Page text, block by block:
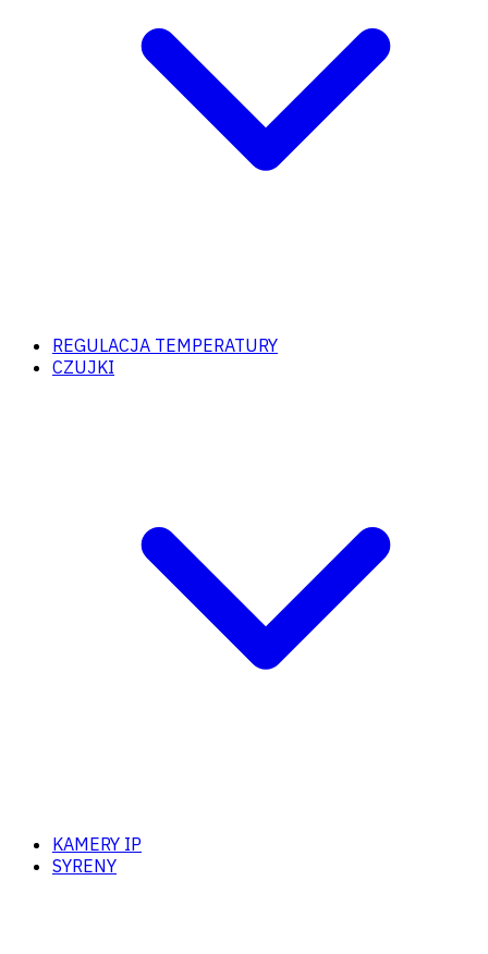
REGULACJA TEMPERATURY
CZUJKI
KAMERY IP
SYRENY